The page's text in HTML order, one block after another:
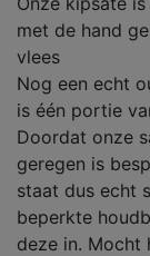
met de hand
vlees
Nog een echt
is één portie
Doordat onze
geregen is
staat dus echt
beperkte
deze in.